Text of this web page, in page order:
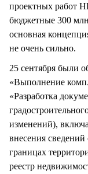
проектных работ
бюджетные 300
основная
не очень сильно.
25 сентября были
«Выполнение
«Разработка
изменений),
внесения
границах
реестр